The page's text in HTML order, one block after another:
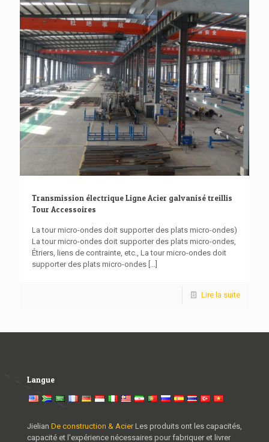
Transmission électrique Ligne Acier galvanisé treillis
Tour Accessoires
La tour micro-ondes doit supporter des plats micro-ondes)
La tour micro-ondes doit supporter des plats micro-ondes,
Étriers, liens de contrainte, etc., La tour micro-ondes doit
supporter des plats micro-ondes [...]
Lire la suite
Langue
Jielian De construction & AcierLes produits ont les capacités,
capacité et l'expérience nécessaires pour fabriquer et livrer